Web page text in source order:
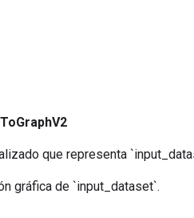
que representa
gráfica de `input_dataset`.